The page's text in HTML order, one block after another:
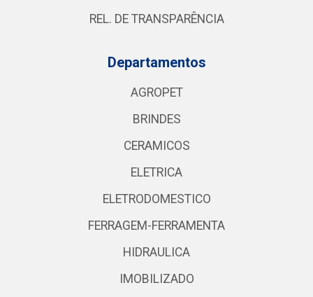
REL. DE TRANSPARÊNCIA
Departamentos
AGROPET
BRINDES
CERAMICOS
ELETRICA
ELETRODOMESTICO
FERRAGEM-FERRAMENTA
HIDRAULICA
IMOBILIZADO